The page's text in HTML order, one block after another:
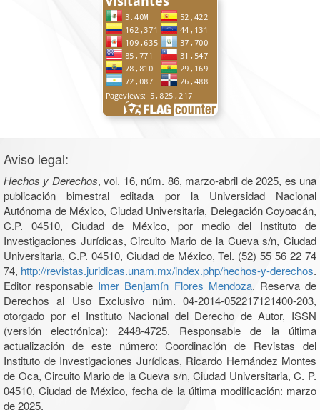
Aviso legal:
Hechos y Derechos, vol. 16, núm. 86, marzo-abril de 2025, es una
publicación bimestral editada por la Universidad Nacional
Autónoma de México, Ciudad Universitaria, Delegación Coyoacán,
C.P. 04510, Ciudad de México, por medio del Instituto de
Investigaciones Jurídicas, Circuito Mario de la Cueva s/n, Ciudad
Universitaria, C.P. 04510, Ciudad de México, Tel. (52) 55 56 22 74
74, http://revistas.juridicas.unam.mx/index.php/hechos-y-derechos.
Editor responsable Imer Benjamín Flores Mendoza. Reserva de
Derechos al Uso Exclusivo núm. 04-2014-052217121400-203,
otorgado por el Instituto Nacional del Derecho de Autor, ISSN
(versión electrónica): 2448-4725. Responsable de la última
actualización de este número: Coordinación de Revistas del
Instituto de Investigaciones Jurídicas, Ricardo Hernández Montes
de Oca, Circuito Mario de la Cueva s/n, Ciudad Universitaria, C. P.
04510, Ciudad de México, fecha de la última modificación: marzo
de 2025.